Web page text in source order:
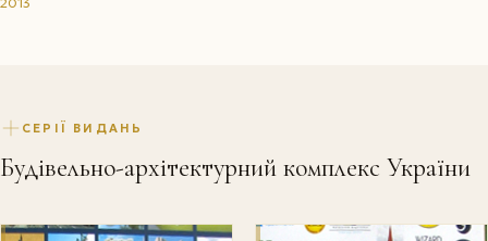
СЕРІЇ ВИДАНЬ
Будівельно-архітектурний комплекс України